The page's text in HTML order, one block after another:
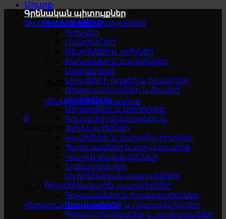
Մուտք
Զամբյուղ /0AMD 0
Զամբյուղը դատարկ է
Վերադառնալ խանութ
0
Զամբյուղը դատարկ է
Վերադառնալ խանութ
Գրենական պիտույքներ
Գրենական պիտույքներ
Գրիչներ
Մատիտներ
Ռետիններ և սրիչներ
Քանոններ և կարկիններ
Մարկերներ
Նշումների թղթեր և էջանիշեր
Թղթապանակներ և ֆայլեր
Սոսինձներ
Մկրատներ և կտրիչներ
Գունավոր մատիտներ և
ֆլոմաստերներ
Կավիճներ և յուղամատիտներ
Պայուսակներ և գրչատուփեր
Կպչուն ժապավեններ
Նոթատետրեր
Այլ գրենական ապրանքներ
Գրասենյակային ապրանքներ
Գրչամաններ և հավաքածուներ
Աղբամաններ և դարակաշարեր
Գրատախտակներ և պարագաներ